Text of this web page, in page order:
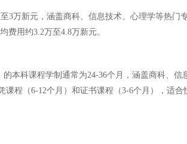
3万新元，涵盖商科、信息技术、心理学等热
费用约3.2万至4.8万新元。
的本科课程学制通常为24-36个月，涵盖商科、
程（6-12个月）和证书课程（3-6个月），适